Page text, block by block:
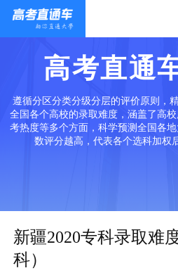
高考直通
遵循分区分类分级分层的评价原则，
全国各个高校的录取难度，涵盖了高
考热度等多个方面，科学预测全国各
数评分越高，代表各个选科加权
新疆2020专科录取难
科）